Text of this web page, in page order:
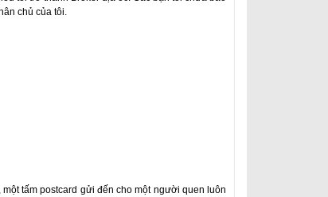
chủ của tôi.
tấm postcard gửi đến cho một người quen luôn